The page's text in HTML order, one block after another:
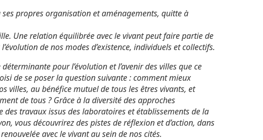
propres organisation et aménagements, quitte à
Une relation équilibrée avec le vivant peut faire partie de
de nos modes d’existence, individuels et collectifs.
déterminante pour l’évolution et l’avenir des villes que ce
de se poser la question suivante : comment mieux
villes, au bénéfice mutuel de tous les êtres vivants, et
de tous ? Grâce à la diversité des approches
des travaux issus des laboratoires et établissements de la
vous découvrirez des pistes de réflexion et d’action, dans
avec le vivant au sein de nos cités.